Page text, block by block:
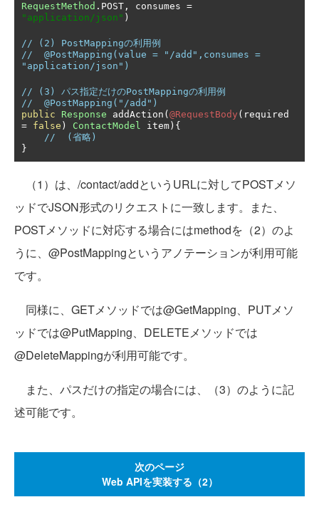
RequestMethod . POST , consumes =
"application/json" )
// (2) PostMappingの利用例
//  @PostMapping(value = "/add",consumes =
"application/json")
// (3) パス指定だけのPostMappingの利用例
//  @PostMapping("/add")
public
Response addAction ( @RequestBody (
= false ) ContactModel item ){
//  (省略)
}
（1）は、/contact/addというURLに対してPOSTメソ
ッドでJSON形式のリクエストに一致します。また、
POSTメソッドに対応する場合にはmethodを（2）のよ
うに、@PostMappingというアノテーションが利用可能
です。
同様に、GETメソッドでは@GetMapping、PUTメソ
ッドでは@PutMapping、DELETEメソッドでは
@DeleteMappingが利用可能です。
また、パスだけの指定の場合には、（3）のように記
述可能です。
次のページ
Web APIを実装する（2）